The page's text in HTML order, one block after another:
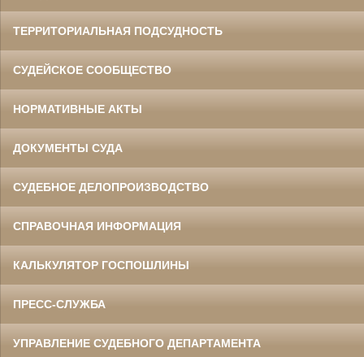
ТЕРРИТОРИАЛЬНАЯ ПОДСУДНОСТЬ
СУДЕЙСКОЕ СООБЩЕСТВО
НОРМАТИВНЫЕ АКТЫ
ДОКУМЕНТЫ СУДА
СУДЕБНОЕ ДЕЛОПРОИЗВОДСТВО
СПРАВОЧНАЯ ИНФОРМАЦИЯ
КАЛЬКУЛЯТОР ГОСПОШЛИНЫ
ПРЕСС-СЛУЖБА
УПРАВЛЕНИЕ СУДЕБНОГО ДЕПАРТАМЕНТА